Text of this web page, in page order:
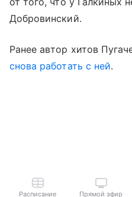
Добровинский.
Ранее автор хитов
снова работать с ней.
Расписание Прямой эфир